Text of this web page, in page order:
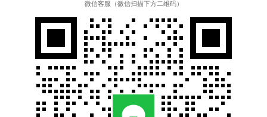
微信客服（微信扫描下方二维码）